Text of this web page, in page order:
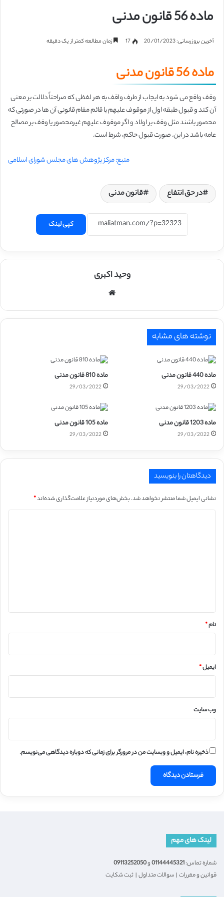
ماده 56 قانون مدنی
آخرین بروزرسانی: 20/01/2023 17 زمان مطالعه کمتر از یک دقیقه
ماده 56 قانون مدنی
وقف واقع می شود به ایجاب از طرف واقف به هر لفظی که صراحتاً دلالت بر معنی
آن کندو قبول طبقه اول از موقوف علیهم یا قائم مقام قانونی آن ها در صورتی که
محصور باشندمثل وقف بر اولاد و اگر موقوف علیهمغیرمحصور یا وقف بر مصالح
عامه باشد در این. صورت قبول حاکم، شرط است.
منبع: مرکز پژوهش های مجلس شورای اسلامی
در حق انتفاع قانون مدنی
کپی لینک
وحید اکبری
نوشته های مشابه
ماده 440 قانون مدنی
29/03/2022
ماده 810 قانون مدنی
29/03/2022
ماده 1203 قانون مدنی
29/03/2022
ماده 105 قانون مدنی
29/03/2022
دیدگاهتان را بنویسید
نشانی ایمیل شما منتشر نخواهد شد.بخش‌های موردنیاز علامت‌گذاری شده‌اند*
نام*
ایمیل*
وب‌ سایت
ذخیره نام، ایمیل و وبسایت من در مرورگر برای زمانی که دوباره دیدگاهی می‌نویسم.
لینک های مهم
شماره تماس:01144445321و09113252050
قوانین و مقررات | سوالات متداول | ثبت شکایت